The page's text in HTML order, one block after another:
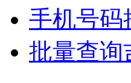
手机号码
批量查询